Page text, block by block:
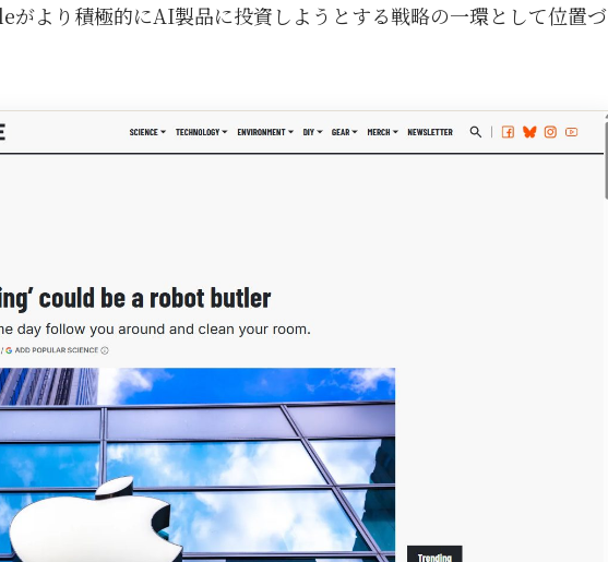
がより積極的にAI製品に投資しようとする戦略の一環として位置づ